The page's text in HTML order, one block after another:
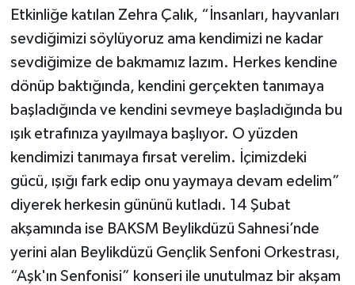
Etkinliğe katılan Zehra Çalık, “İnsanları, hayvanları
sevdiğimizi söylüyoruz ama kendimizi ne kadar
sevdiğimize de bakmamız lazım. Herkes kendine
dönüp baktığında, kendini gerçekten tanımaya
başladığında ve kendini sevmeye başladığında bu
ışık etrafınıza yayılmaya başlıyor. O yüzden
kendimizi tanımaya fırsat verelim. İçimizdeki
gücü, ışığı fark edip onu yaymaya devam edelim”
diyerek herkesin gününü kutladı. 14 Şubat
akşamında ise BAKSM Beylikdüzü Sahnesi’nde
yerini alan Beylikdüzü Gençlik Senfoni Orkestrası,
“Aşk'ın Senfonisi” konseri ile unutulmaz bir akşam